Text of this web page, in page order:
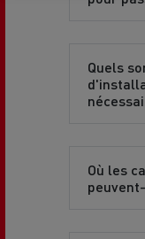
Quels
Où les